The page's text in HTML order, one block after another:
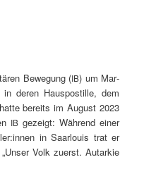
Bewe­gung (IB) um Mar­
deren Haus­pos­tille, dem
bere­its im August 2023
IB gezeigt: Während ein­er
in Saar­louis trat er
Volk zuerst. Autarkie